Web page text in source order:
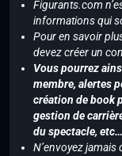
Figurants.com
informations qui
Pour en savoir
devez créer un
Vous pourrez
membre, alertes
création de book
gestion de
du spectacle, etc…
N’envoyez jamais